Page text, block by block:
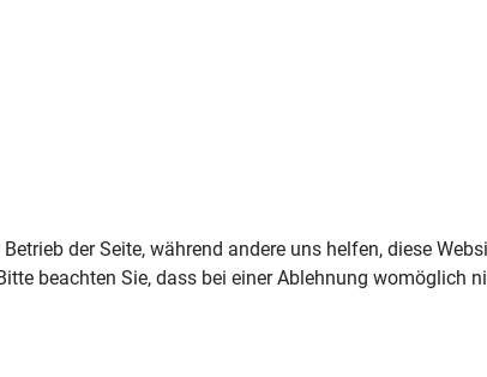
der Seite, während andere uns helfen, diese
beachten Sie, dass bei einer Ablehnung womöglich